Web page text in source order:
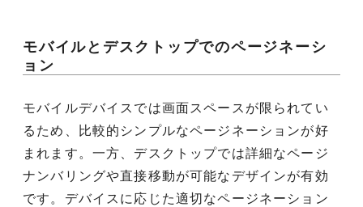
モバイルとデスクトップでのページネーシ
ョン
モバイルデバイスでは画面スペースが限られてい
るため、比較的シンプルなページネーションが好
まれます。一方、デスクトップでは詳細なページ
ナンバリングや直接移動が可能なデザインが有効
です。デバイスに応じた適切なページネーション